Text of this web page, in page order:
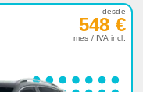
desde
548 €
mes / IVA incl.